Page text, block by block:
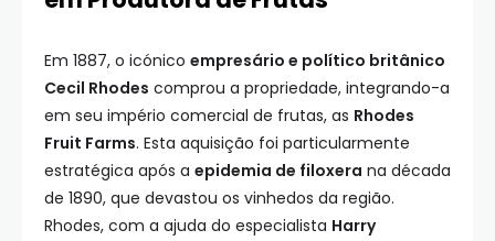
Em 1887, o icónico empresário e político britânico
Cecil Rhodes comprou a propriedade, integrando-a
em seu império comercial de frutas, as Rhodes
Fruit Farms. Esta aquisição foi particularmente
estratégica após a epidemia de filoxera na década
de 1890, que devastou os vinhedos da região.
Rhodes, com a ajuda do especialista Harry